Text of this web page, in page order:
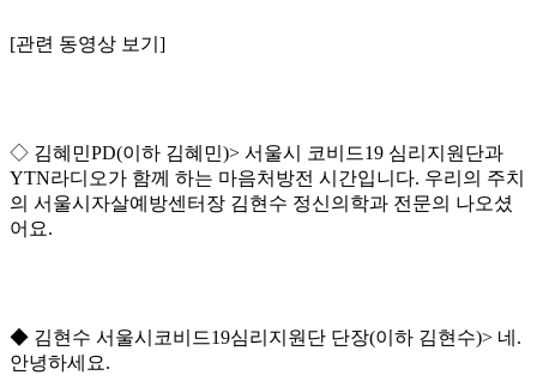
[관련 동영상 보기]
◇ 김혜민PD(이하 김혜민)> 서울시 코비드19 심리지원단과
YTN라디오가 함께 하는 마음처방전 시간입니다. 우리의 주치
의 서울시자살예방센터장 김현수 정신의학과 전문의 나오셨
어요.
◆ 김현수 서울시코비드19심리지원단 단장(이하 김현수)> 네.
안녕하세요.